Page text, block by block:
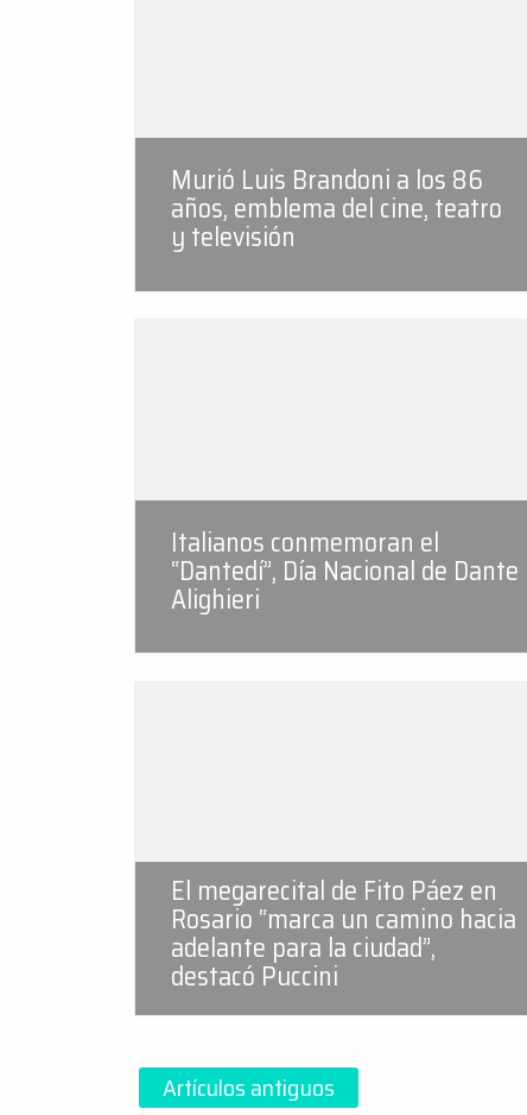
Murió Luis Brandoni a los 86
años, emblema del cine, teatro
y televisión
Italianos conmemoran el
“Dantedí”, Día Nacional de Dante
Alighieri
El megarecital de Fito Páez en
Rosario “marca un camino hacia
adelante para la ciudad”,
destacó Puccini
Navegación
Artículos antiguos